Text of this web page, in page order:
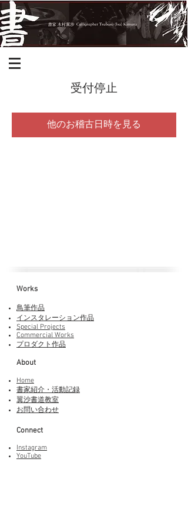
受付停止
他のお稽古日時を見る
Works​
鳥筆作品
インスタレーション作品
Special Projects
Commercial Works
プロダクト作品
About
Home
書家紹介・活動記録
​翼沙書道教室
お問い合わせ
Connect
Instagram
YouTube